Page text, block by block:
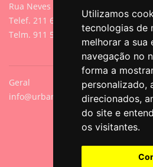
Utilizamos
tecnologias de
melhorar a sua
navegação no
forma a
personalizado,
direcionados,
do site e
os visitantes.
Rua Neves de Sousa 13A, Cacilhas,
Telef. 211 640 788 (Chamada para
Telm. 911 571 542 (Chamada para
Geral
info@urbanpets.pt